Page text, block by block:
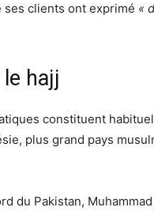
ses clients ont exprimé «
hajj
constituent
plus grand pays
du Pakistan,